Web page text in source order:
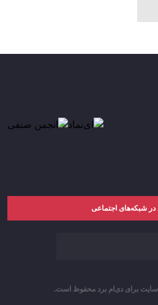
در شبکه‌های اجتماعی
برای دی‌ام برد محفوظ است.